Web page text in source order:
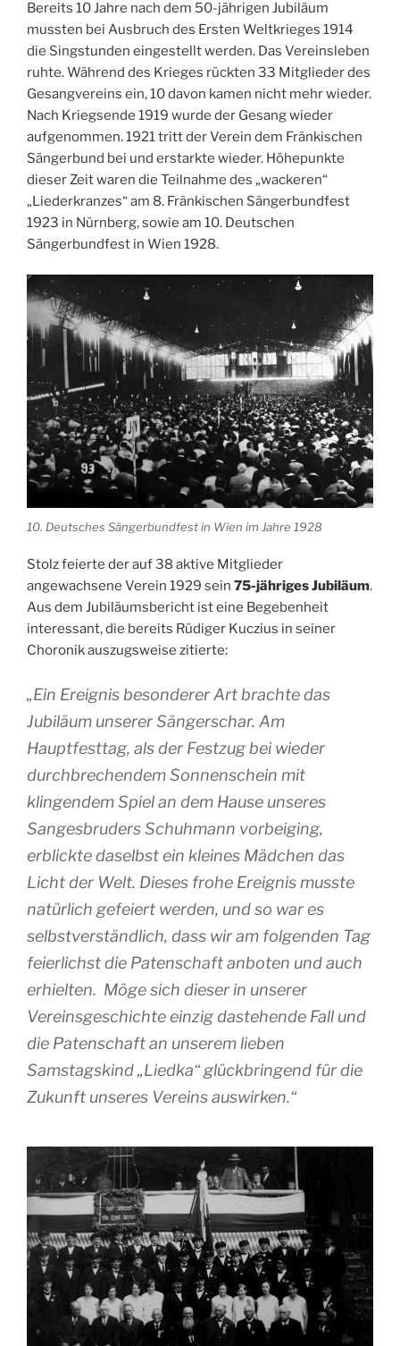
Bereits 10 Jahre nach dem 50-jährigen Jubiläum
mussten bei Ausbruch des Ersten Weltkrieges 1914
die Singstunden eingestellt werden. Das Vereinsleben
ruhte. Während des Krieges rückten 33 Mitglieder des
Gesangvereins ein, 10 davon kamen nicht mehr wieder.
Nach Kriegsende 1919 wurde der Gesang wieder
aufgenommen. 1921 tritt der Verein dem Fränkischen
Sängerbund bei und erstarkte wieder. Höhepunkte
dieser Zeit waren die Teilnahme des „wackeren“
„Liederkranzes“ am 8. Fränkischen Sängerbundfest
1923 in Nürnberg, sowie am 10. Deutschen
Sängerbundfest in Wien 1928.
10. Deutsches Sängerbundfest in Wien im Jahre 1928
Stolz feierte der auf 38 aktive Mitglieder
angewachsene Verein 1929 sein 75-jähriges Jubiläum.
Aus dem Jubiläumsbericht ist eine Begebenheit
interessant, die bereits Rüdiger Kuczius in seiner
Choronik auszugsweise zitierte:
„Ein Ereignis besonderer Art brachte das
Jubiläum unserer Sängerschar. Am
Hauptfesttag, als der Festzug bei wieder
durchbrechendem Sonnenschein mit
klingendem Spiel an dem Hause unseres
Sangesbruders Schuhmann vorbeiging,
erblickte daselbst ein kleines Mädchen das
Licht der Welt. Dieses frohe Ereignis musste
natürlich gefeiert werden, und so war es
selbstverständlich, dass wir am folgenden Tag
feierlichst die Patenschaft anboten und auch
erhielten. Möge sich dieser in unserer
Vereinsgeschichte einzig dastehende Fall und
die Patenschaft an unserem lieben
Samstagskind „Liedka“ glückbringend für die
Zukunft unseres Vereins auswirken.“